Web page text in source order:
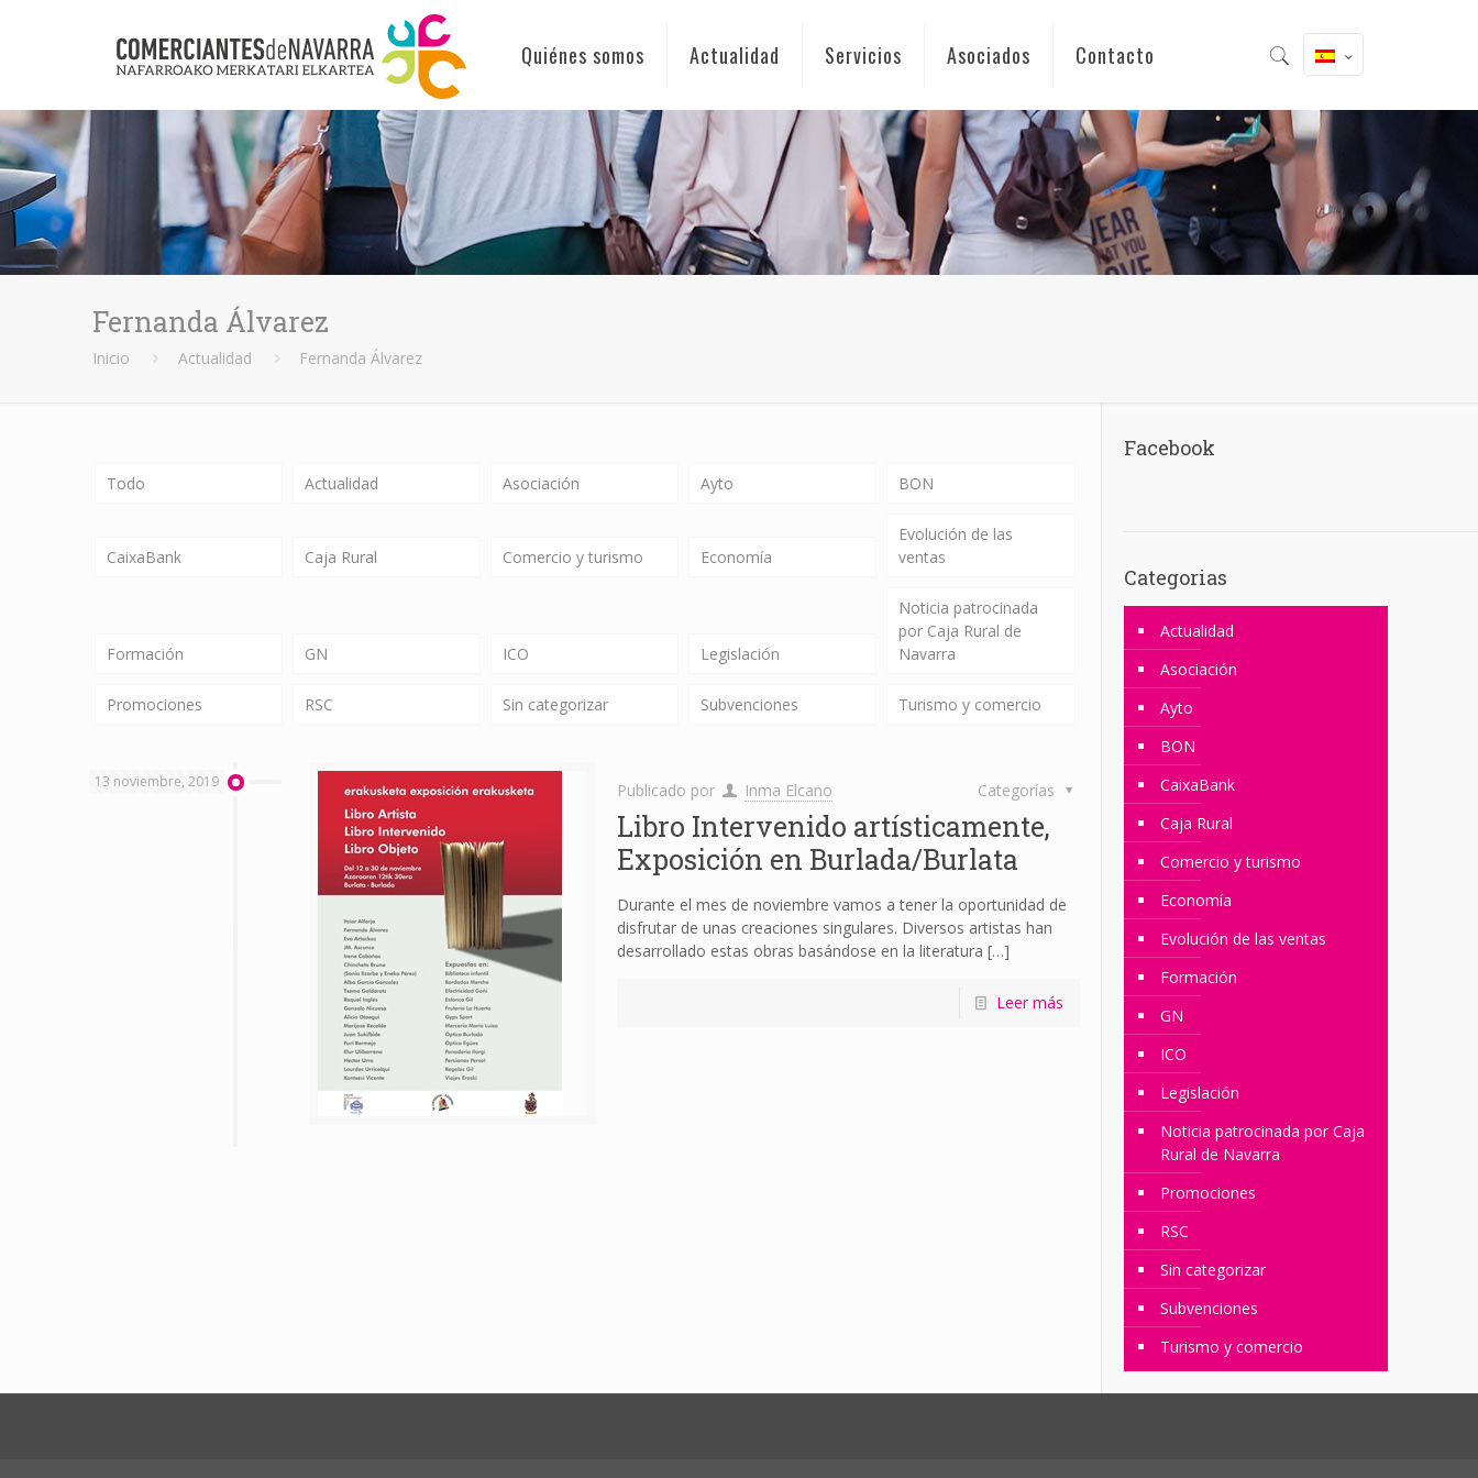
Quiénes somos Actualidad Servicios Asociados Contacto
Fernanda Álvarez
Inicio Actualidad Fernanda Álvarez
Todo Actualidad Asociación Ayto BON
CaixaBank Caja Rural Comercio y turismo Economía
Evolución de las
ventas
Formación GN ICO Legislación
Noticia patrocinada
por Caja Rural de
Navarra
Promociones RSC Sin categorizar Subvenciones Turismo y comercio
13 noviembre, 2019 Publicado por Inma Elcano Categorías
Libro Intervenido artísticamente,
Exposición en Burlada/Burlata
Durante el mes de noviembre vamos a tener la oportunidad de
disfrutar de unas creaciones singulares. Diversos artistas han
desarrollado estas obras basándose en la literatura […]
Leer más
Facebook
Categorias
Actualidad
Asociación
Ayto
BON
CaixaBank
Caja Rural
Comercio y turismo
Economía
Evolución de las ventas
Formación
GN
ICO
Legislación
Noticia patrocinada por Caja
Rural de Navarra
Promociones
RSC
Sin categorizar
Subvenciones
Turismo y comercio